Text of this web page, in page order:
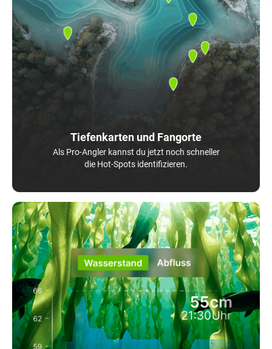
Tiefenkarten und Fangorte
Als Pro-Angler kannst du jetzt noch schneller
die Hot-Spots identifizieren.